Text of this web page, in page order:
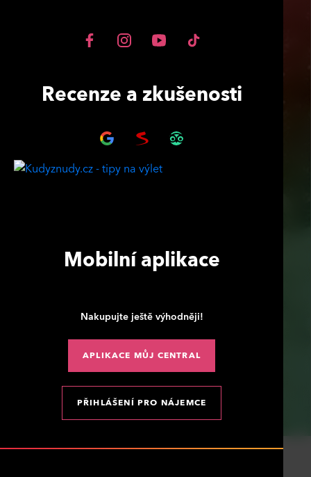
Recenze a zkušenosti
Mobilní aplikace
Nakupujte ještě výhodněji!
APLIKACE MŮJ CENTRAL
PŘIHLÁŠENÍ PRO NÁJEMCE